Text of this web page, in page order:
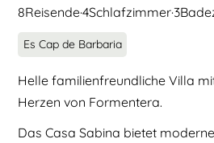
8Reisende·4Schlafzimmer·3
Es Cap de Barbaria
Helle familienfreundliche Villa
Herzen von Formentera.
Das Casa Sabina bietet